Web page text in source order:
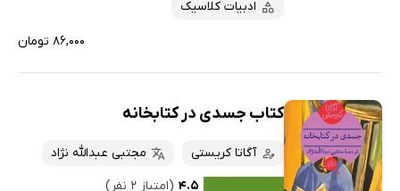
ادبیات کلاسیک
۸۶,۰۰۰ تومان
کتاب جسدی در کتابخانه
آگاتا کریستی
مجتبی عبدالله نژاد
۴.۵ (امتیاز ۲ نفر)